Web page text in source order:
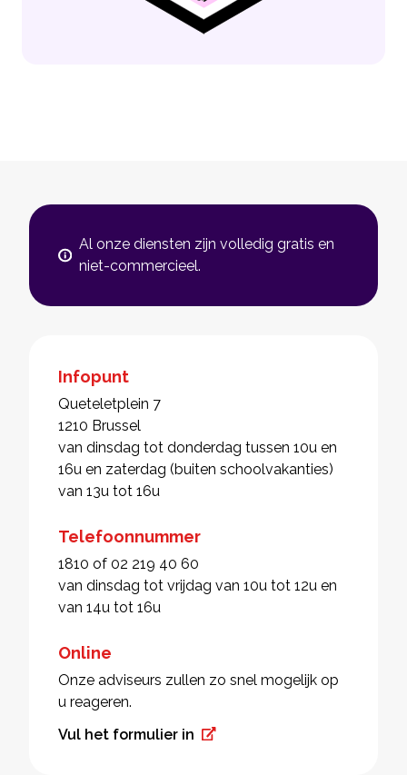
Al onze diensten zijn volledig gratis en
niet-commercieel.
Infopunt
Queteletplein 7
1210 Brussel
van dinsdag tot donderdag tussen 10u en
16u en zaterdag (buiten schoolvakanties)
van 13u tot 16u
Telefoonnummer
1810 of 02 219 40 60
van dinsdag tot vrijdag van 10u tot 12u en
van 14u tot 16u
Online
Onze adviseurs zullen zo snel mogelijk op
u reageren.
Vul het formulier in